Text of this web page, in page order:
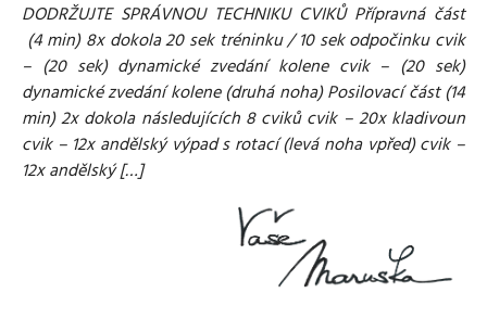
DODRŽUJTE SPRÁVNOU TECHNIKU CVIKŮ Přípravná část
(4 min) 8x dokola 20 sek tréninku / 10 sek odpočinku cvik
– (20 sek) dynamické zvedání kolene cvik – (20 sek)
dynamické zvedání kolene (druhá noha) Posilovací část (14
min) 2x dokola následujících 8 cviků cvik – 20x kladivoun
cvik – 12x andělský výpad s rotací (levá noha vpřed) cvik –
12x andělský […]